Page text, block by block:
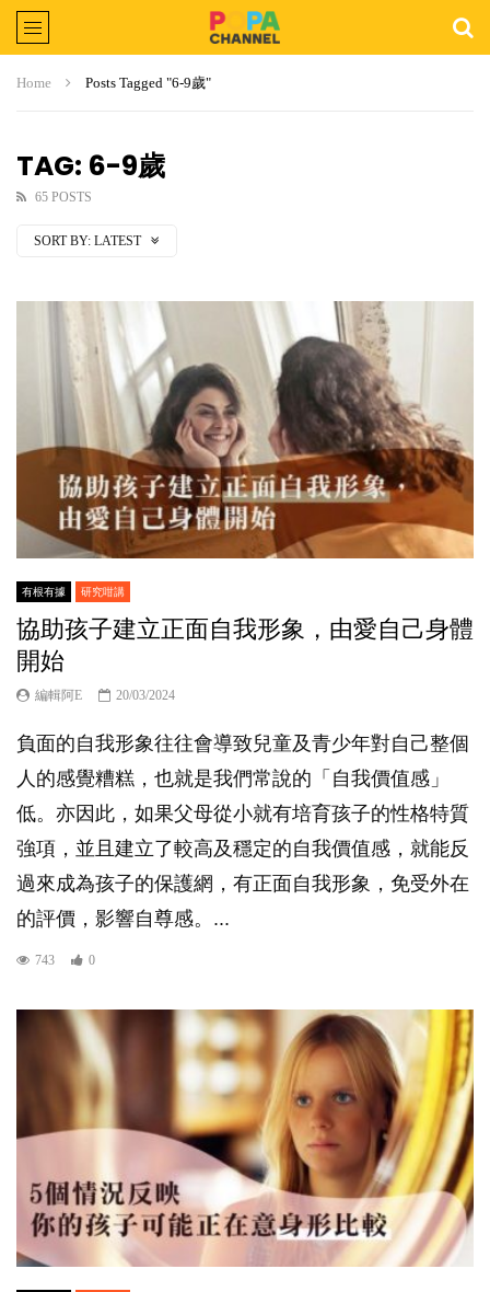
Home Posts Tagged "6-9歲"
TAG: 6-9歲
65 POSTS
SORT BY: LATEST
有根有據 研究咁講
協助孩子建立正面自我形象，由愛自己身體
開始
編輯阿E 20/03/2024
負面的自我形象往往會導致兒童及青少年對自己整個
人的感覺糟糕，也就是我們常說的「自我價值感」
低。亦因此，如果父母從小就有培育孩子的性格特質
強項，並且建立了較高及穩定的自我價值感，就能反
過來成為孩子的保護網，有正面自我形象，免受外在
的評價，影響自尊感。...
743 0